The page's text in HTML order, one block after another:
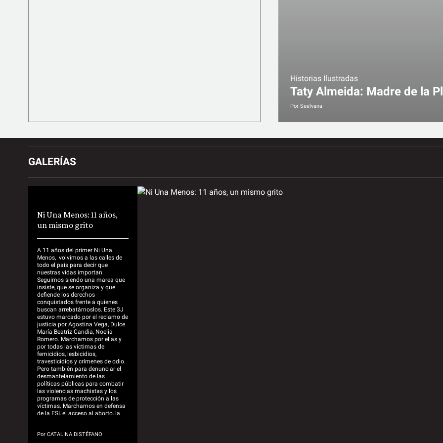
Historias Ilustradas
Taty Almeida: Madre de la
PorSeelvana
GALERÍAS
Ni Una Menos: 11 años,
un mismo grito
A 11 años del primer Ni Una
Menos, volvimos a las calles de
todo el país para decir que
nuestras vidas importan.
Seguimos siendo una marea que
insiste, que se organiza y que
defiende los derechos
conquistados frente a quienes
buscan arrebatárnoslos. Este 3J
estuvo marcado por el reclamo de
justicia por Agostina Vega, Dulce
María Beatriz Candia, Noelia
Romero. Marchamos por ellas y
por todas las víctimas de
femicidios, lesbicidios,
travesticidios y crímenes de odio.
Pero también para denunciar el
desmantelamiento de las
políticas públicas para combatir
las violencias machistas y los
programas de protección a las
víctimas. Marchamos en defensa
de la ESI, el acceso al aborto, la
vida frente al ajuste. Nos
Por CATALINA DISTÉFANO